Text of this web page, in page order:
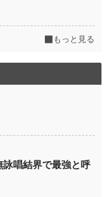
もっと見る
唱結界で最強と呼